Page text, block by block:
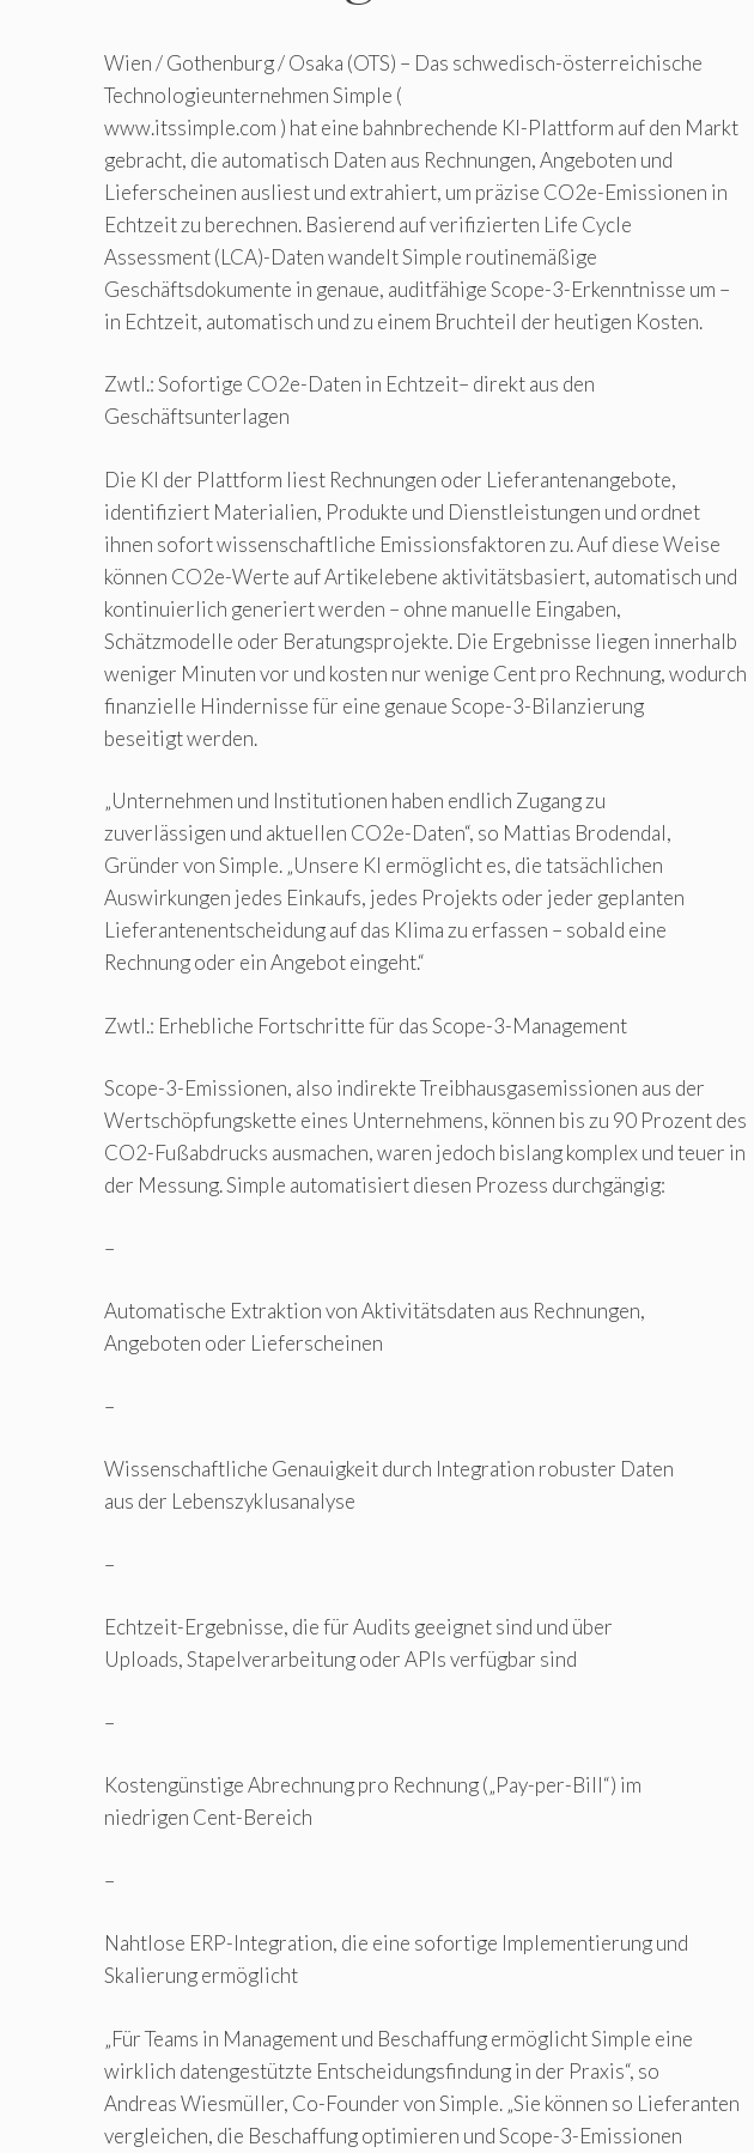
Wien / Gothenburg / Osaka (OTS) – Das schwedisch-österreichische
Technologieunternehmen Simple (
www.itssimple.com ) hat eine bahnbrechende KI-Plattform auf den Markt
gebracht, die automatisch Daten aus Rechnungen, Angeboten und
Lieferscheinen ausliest und extrahiert, um präzise CO2e-Emissionen in
Echtzeit zu berechnen. Basierend auf verifizierten Life Cycle
Assessment (LCA)-Daten wandelt Simple routinemäßige
Geschäftsdokumente in genaue, auditfähige Scope-3-Erkenntnisse um –
in Echtzeit, automatisch und zu einem Bruchteil der heutigen Kosten.
Zwtl.: Sofortige CO2e-Daten in Echtzeit– direkt aus den
Geschäftsunterlagen
Die KI der Plattform liest Rechnungen oder Lieferantenangebote,
identifiziert Materialien, Produkte und Dienstleistungen und ordnet
ihnen sofort wissenschaftliche Emissionsfaktoren zu. Auf diese Weise
können CO2e-Werte auf Artikelebene aktivitätsbasiert, automatisch und
kontinuierlich generiert werden – ohne manuelle Eingaben,
Schätzmodelle oder Beratungsprojekte. Die Ergebnisse liegen innerhalb
weniger Minuten vor und kosten nur wenige Cent pro Rechnung, wodurch
finanzielle Hindernisse für eine genaue Scope-3-Bilanzierung
beseitigt werden.
„Unternehmen und Institutionen haben endlich Zugang zu
zuverlässigen und aktuellen CO2e-Daten“, so Mattias Brodendal,
Gründer von Simple. „Unsere KI ermöglicht es, die tatsächlichen
Auswirkungen jedes Einkaufs, jedes Projekts oder jeder geplanten
Lieferantenentscheidung auf das Klima zu erfassen – sobald eine
Rechnung oder ein Angebot eingeht.“
Zwtl.: Erhebliche Fortschritte für das Scope-3-Management
Scope-3-Emissionen, also indirekte Treibhausgasemissionen aus der
Wertschöpfungskette eines Unternehmens, können bis zu 90 Prozent des
CO2-Fußabdrucks ausmachen, waren jedoch bislang komplex und teuer in
der Messung. Simple automatisiert diesen Prozess durchgängig:
–
Automatische Extraktion von Aktivitätsdaten aus Rechnungen,
Angeboten oder Lieferscheinen
–
Wissenschaftliche Genauigkeit durch Integration robuster Daten
aus der Lebenszyklusanalyse
–
Echtzeit-Ergebnisse, die für Audits geeignet sind und über
Uploads, Stapelverarbeitung oder APIs verfügbar sind
–
Kostengünstige Abrechnung pro Rechnung („Pay-per-Bill“) im
niedrigen Cent-Bereich
–
Nahtlose ERP-Integration, die eine sofortige Implementierung und
Skalierung ermöglicht
„Für Teams in Management und Beschaffung ermöglicht Simple eine
wirklich datengestützte Entscheidungsfindung in der Praxis“, so
Andreas Wiesmüller, Co-Founder von Simple. „Sie können so Lieferanten
vergleichen, die Beschaffung optimieren und Scope-3-Emissionen